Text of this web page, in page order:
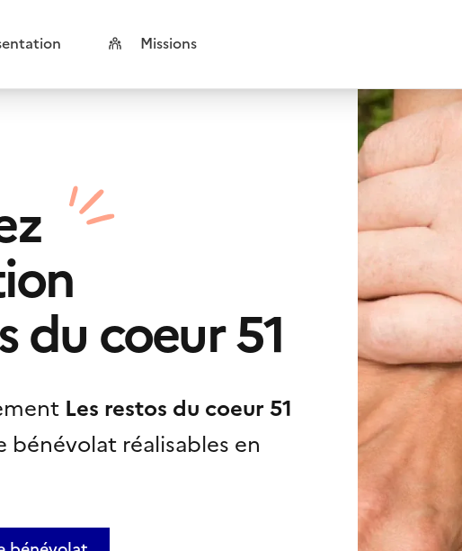
Missions
du coeur 51
Les restos du coeur 51
bénévolat réalisables en